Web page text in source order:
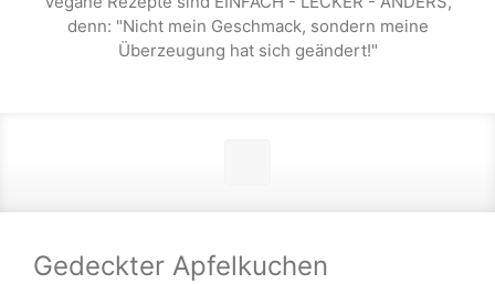
denn: "Nicht mein Geschmack, sondern meine
Überzeugung hat sich geändert!"
Gedeckter Apfelkuchen